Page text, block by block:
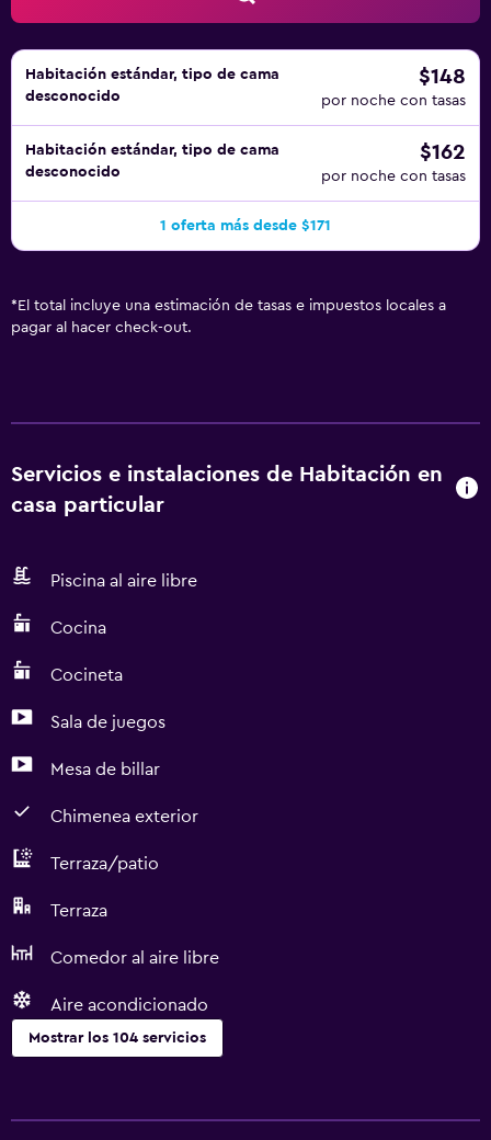
Habitación estándar, tipo de cama
desconocido
$148
por noche con tasas
Habitación estándar, tipo de cama
desconocido
$162
por noche con tasas
1 oferta más desde $171
* El total incluye una estimación de tasas e impuestos locales a
pagar al hacer check-out.
Servicios e instalaciones de Habitación en
casa particular
Piscina al aire libre
Cocina
Cocineta
Sala de juegos
Mesa de billar
Chimenea exterior
Terraza/patio
Terraza
Comedor al aire libre
Aire acondicionado
Mostrar los 104 servicios
Dispositivo hotspot móvil